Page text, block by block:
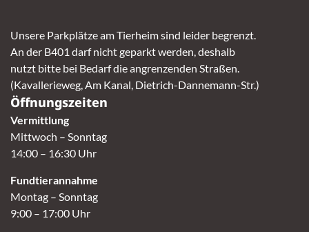
Unsere Parkplätze am Tierheim sind leider begrenzt.
An der B401 darf nicht geparkt werden, deshalb
nutzt bitte bei Bedarf die angrenzenden Straßen.
(Kavallerieweg, Am Kanal, Dietrich-Dannemann-Str.)
Öffnungszeiten
Vermittlung
Mittwoch – Sonntag
14:00 – 16:30 Uhr
Fundtierannahme
Montag – Sonntag
9:00 – 17:00 Uhr